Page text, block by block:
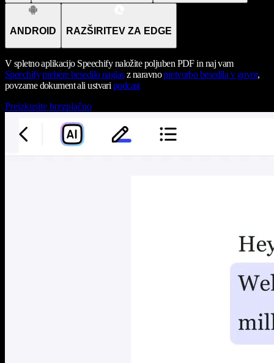
ANDROID RAZŠIRITEV ZA EDGE
V spletno aplikacijo Speechify naložite poljuben PDF in naj vam
Speechify prebere besedilo naglasz naravnopretvorbo besedila v govor,
povzame dokument ali ustvari podcast
Preizkusite brezplačno